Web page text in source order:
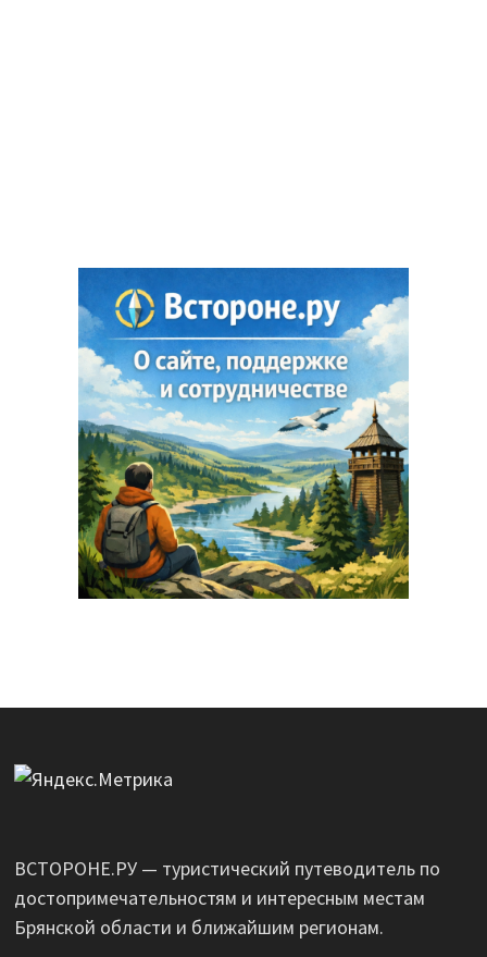
ВСТОРОНЕ.РУ — туристический путеводитель по
достопримечательностям и интересным местам
Брянской области и ближайшим регионам.